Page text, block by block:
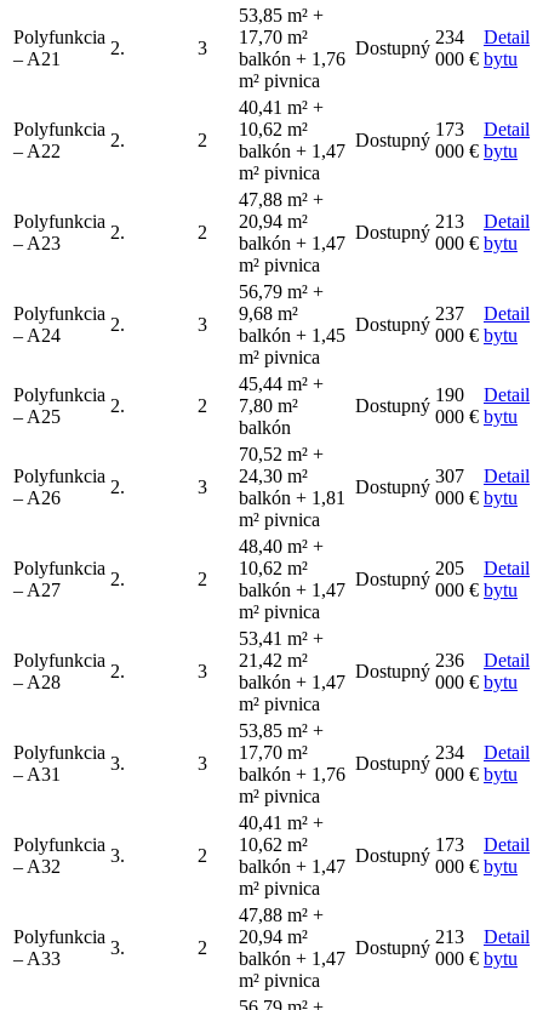
Polyfunkcia
– A21
2. 3
53,85 m² +
17,70 m²
balkón + 1,76
m² pivnica
Dostupný
234
000 €
Detail
bytu
Polyfunkcia
– A22
2. 2
40,41 m² +
10,62 m²
balkón + 1,47
m² pivnica
Dostupný
173
000 €
Detail
bytu
Polyfunkcia
– A23
2. 2
47,88 m² +
20,94 m²
balkón + 1,47
m² pivnica
Dostupný
213
000 €
Detail
bytu
Polyfunkcia
– A24
2. 3
56,79 m² +
9,68 m²
balkón + 1,45
m² pivnica
Dostupný
237
000 €
Detail
bytu
Polyfunkcia
– A25
2. 2
45,44 m² +
7,80 m²
balkón
Dostupný
190
000 €
Detail
bytu
Polyfunkcia
– A26
2. 3
70,52 m² +
24,30 m²
balkón + 1,81
m² pivnica
Dostupný
307
000 €
Detail
bytu
Polyfunkcia
– A27
2. 2
48,40 m² +
10,62 m²
balkón + 1,47
m² pivnica
Dostupný
205
000 €
Detail
bytu
Polyfunkcia
– A28
2. 3
53,41 m² +
21,42 m²
balkón + 1,47
m² pivnica
Dostupný
236
000 €
Detail
bytu
Polyfunkcia
– A31
3. 3
53,85 m² +
17,70 m²
balkón + 1,76
m² pivnica
Dostupný
234
000 €
Detail
bytu
Polyfunkcia
– A32
3. 2
40,41 m² +
10,62 m²
balkón + 1,47
m² pivnica
Dostupný
173
000 €
Detail
bytu
Polyfunkcia
– A33
3. 2
47,88 m² +
20,94 m²
balkón + 1,47
m² pivnica
Dostupný
213
000 €
Detail
bytu